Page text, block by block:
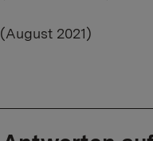
(August 2021)